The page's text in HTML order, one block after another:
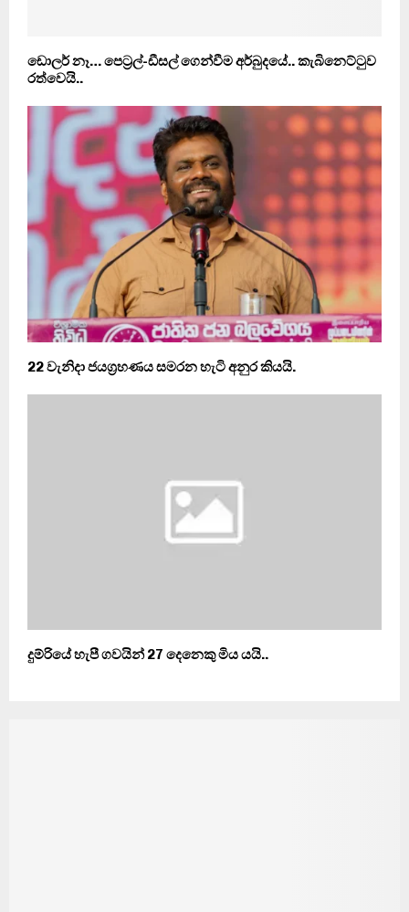
ඩොලර් නෑ… පෙට‍්‍රල්-ඩීසල් ගෙන්වීම අර්බුදයේ.. කැබිනෙට්ටුව
රත්වෙයි..
22 වැනිදා ජයග‍්‍රහණය සමරන හැටි අනුර කියයි.
දුම්රියේ හැපී ගවයින් 27 දෙනෙකු මිය යයි..